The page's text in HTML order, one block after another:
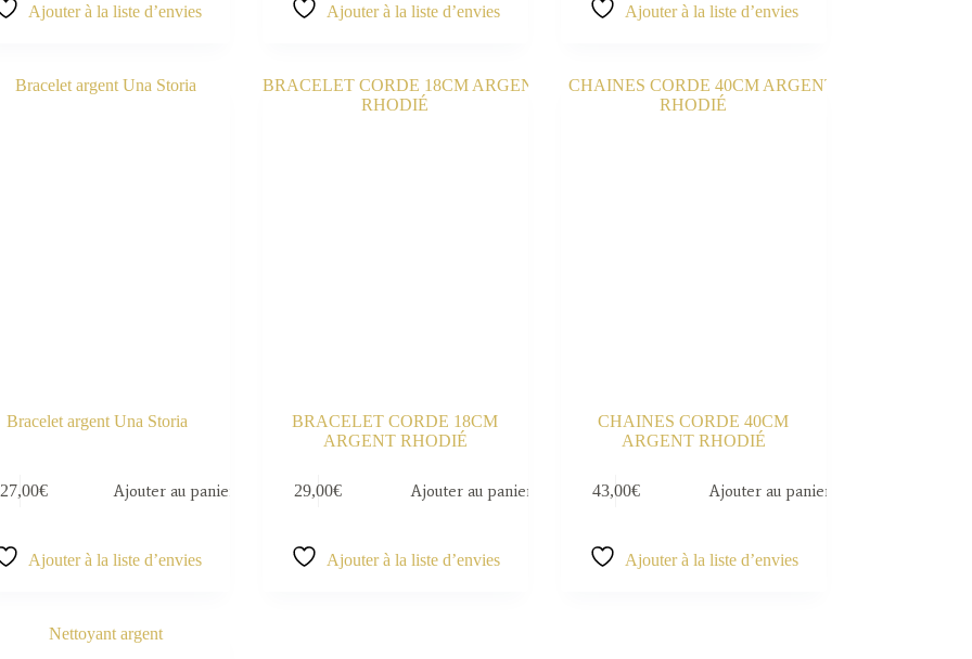
Ajouter à la liste d’envies Ajouter à la liste d’envies Ajouter à la liste d’envies
Bracelet argent Una Storia
€ Ajouter au panier
Ajouter à la liste d’envies
BRACELET CORDE 18CM
ARGENT RHODIÉ
29,00€ Ajouter au panier
Ajouter à la liste d’envies
CHAINES CORDE 40CM
ARGENT RHODIÉ
43,00€ Ajouter au panier
Ajouter à la liste d’envies